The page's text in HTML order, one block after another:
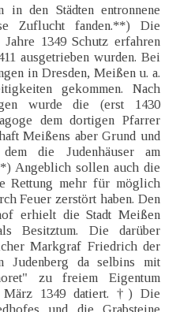
in den Städten entronnene
Zuflucht fanden.**) Die
1349 Schutz erfahren
ausgetrieben wurden. Bei
in Dresden, Meißen u. a.
gekommen. Nach
wurde die (erst 1430
dem dortigen Pfarrer
Meißens aber Grund und
die Judenhäuser am
Angeblich sollen auch die
Rettung mehr für möglich
Feuer zerstört haben. Den
erhielt die Stadt Meißen
Besitztum. Die darüber
Markgraf Friedrich der
Judenberg da selbins mit
zu freiem Eigentum
März 1349 datiert. †) Die